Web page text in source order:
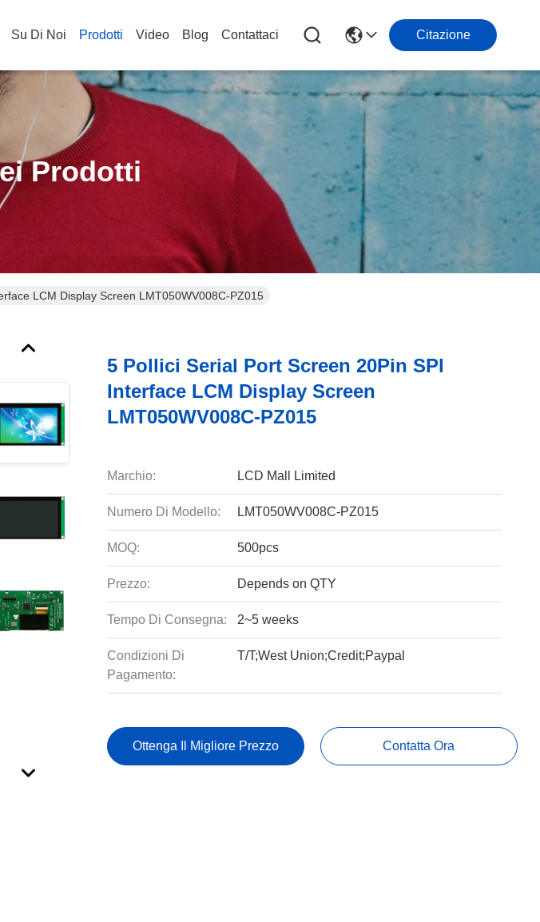
Su Di Noi Prodotti Video Blog Contattaci Citazione
Prodotti
LCM Display Screen LMT050WV008C-PZ015
5 Pollici Serial Port Screen 20Pin SPI
Interface LCM Display Screen
LMT050WV008C-PZ015
Marchio: LCD Mall Limited
Numero Di Modello: LMT050WV008C-PZ015
MOQ: 500pcs
Prezzo: Depends on QTY
Tempo Di Consegna: 2~5 weeks
Condizioni Di
Pagamento:
T/T;West Union;Credit;Paypal
Ottenga Il Migliore Prezzo Contatta Ora